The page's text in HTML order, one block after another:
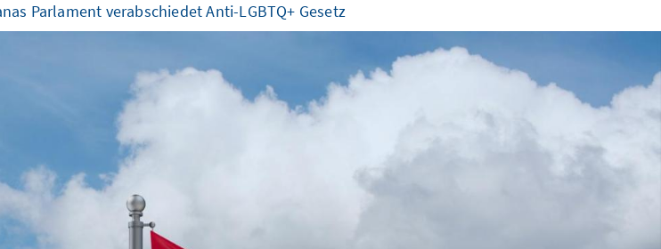
Parlament verabschiedet Anti-LGBTQ+ Gesetz